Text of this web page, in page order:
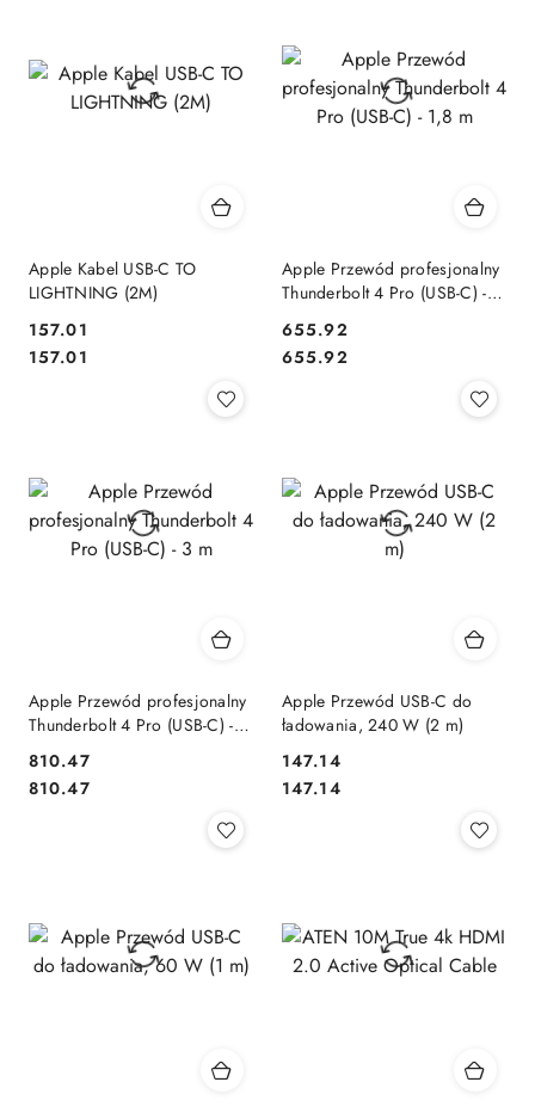
Apple Kabel USB-C TO
LIGHTNING (2M)
Cena:
157.01
Cena:
157.01
Apple Przewód profesjonalny
Thunderbolt 4 Pro (USB-C) -
Cena:
655.92
Cena:
655.92
Apple Przewód profesjonalny
Thunderbolt 4 Pro (USB-C) - 3
Cena:
810.47
Cena:
810.47
Apple Przewód USB-C do
ładowania, 240 W (2 m)
Cena:
147.14
Cena:
147.14